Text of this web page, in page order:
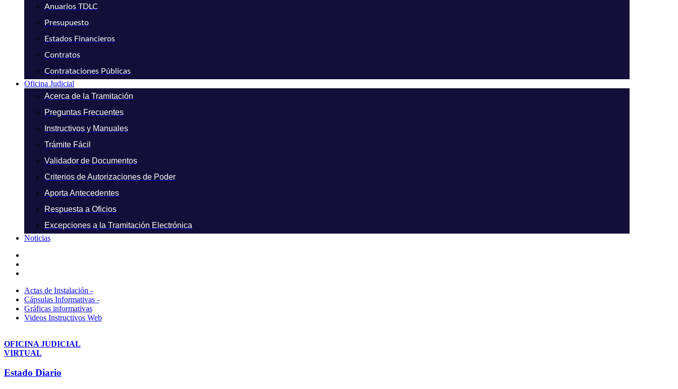
Anuarios TDLC
Presupuesto
Estados Financieros
Contratos
Contrataciones Públicas
Oficina Judicial
Acerca de la Tramitación
Preguntas Frecuentes
Instructivos y Manuales
Trámite Fácil
Validador de Documentos
Criterios de Autorizaciones de Poder
Aporta Antecedentes
Respuesta a Oficios
Excepciones a la Tramitación Electrónica
Noticias
Actas de Instalación -
Cápsulas Informativas -
Gráficas informativas
Videos Instructivos Web
OFICINA JUDICIAL
VIRTUAL
Estado Diario